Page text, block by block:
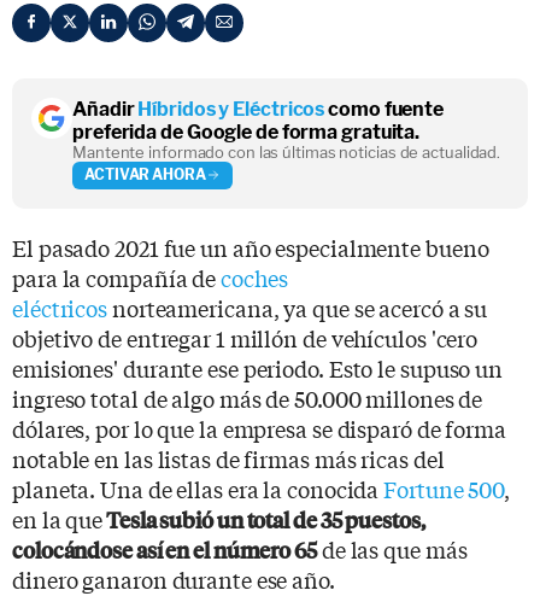
AñadirHíbridos y Eléctricoscomo fuente
preferida de Google de forma gratuita.
Mantente informado con las últimas noticias de actualidad.
ACTIVAR AHORA
El pasado 2021 fue un año especialmente bueno
para la compañía decoches
eléctricosnorteamericana, ya que se acercó a su
objetivo de entregar 1 millón de vehículos 'cero
emisiones' durante ese periodo. Esto le supuso un
ingreso total de algo más de 50.000 millones de
dólares, por lo que la empresa se disparó de forma
notable en las listas de firmas más ricas del
planeta. Una de ellas era la conocidaFortune 500,
en la queTesla subió un total de 35 puestos,
colocándose así en el número 65de las que más
dinero ganaron durante ese año.